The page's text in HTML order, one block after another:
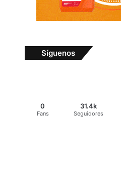
Síguenos
0
Fans
31.4k
Seguidores